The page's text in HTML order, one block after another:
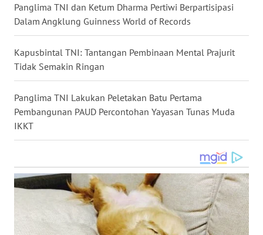
Panglima TNI dan Ketum Dharma Pertiwi Berpartisipasi
Dalam Angklung Guinness World of Records
Kapusbintal TNI: Tantangan Pembinaan Mental Prajurit
Tidak Semakin Ringan
Panglima TNI Lakukan Peletakan Batu Pertama
Pembangunan PAUD Percontohan Yayasan Tunas Muda
IKKT
WN
KALBAR
WN
KALTENG
WN
KALTARA
WN